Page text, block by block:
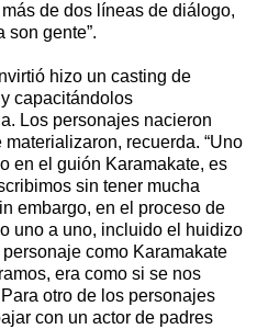
de dos líneas de diálogo,
son gente”.
hizo un casting de
capacitándolos
Los personajes nacieron
materializaron, recuerda. “Uno
en el guión Karamakate, es
sin tener mucha
embargo, en el proceso de
uno a uno, incluido el huidizo
como Karamakate
era como si se nos
otro de los personajes
con un actor de padres